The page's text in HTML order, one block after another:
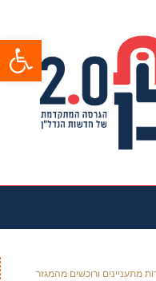
פתח
מתעניינים ורוכשים מהמגזר